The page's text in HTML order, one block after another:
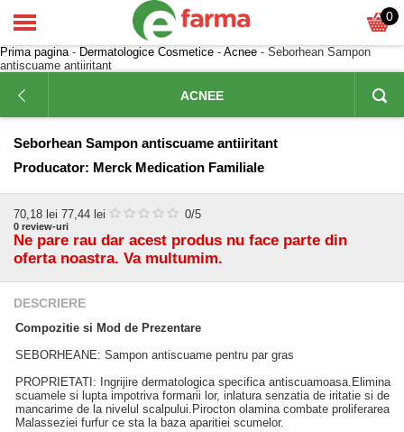
0
Prima pagina- Dermatologice Cosmetice - Acnee - Seborhean Sampon
antiscuame antiiritant
ACNEE
Seborhean Sampon antiscuame antiiritant
Producator: Merck Medication Familiale
70,18 lei 77,44 lei 0/5
0 review-uri
Ne pare rau dar acest produs nu face parte din
oferta noastra. Va multumim.
DESCRIERE
Compozitie si Mod de Prezentare
SEBORHEANE: Sampon antiscuame pentru par gras
PROPRIETATI: Ingrijire dermatologica specifica antiscuamoasa.Elimina
scuamele si lupta impotriva formarii lor, inlatura senzatia de iritatie si de
mancarime de la nivelul scalpului.Pirocton olamina combate proliferarea
Malasseziei furfur ce sta la baza aparitiei scumelor.